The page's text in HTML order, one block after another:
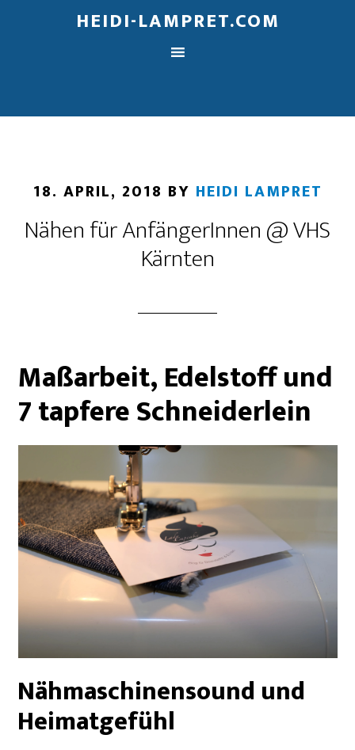
HEIDI-LAMPRET.COM
18. APRIL, 2018 BY HEIDI LAMPRET
Nähen für AnfängerInnen @ VHS
Kärnten
Maßarbeit, Edelstoff und
7 tapfere Schneiderlein
Nähmaschinensound und
Heimatgefühl